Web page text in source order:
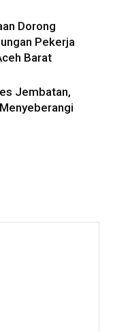
Dorong
Pekerja
Barat
Jembatan,